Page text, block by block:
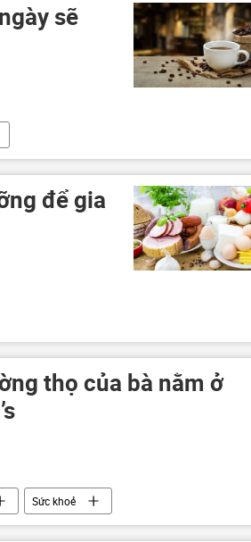
sẽ
để gia
thọ của bà nằm ở
Sức khoẻ